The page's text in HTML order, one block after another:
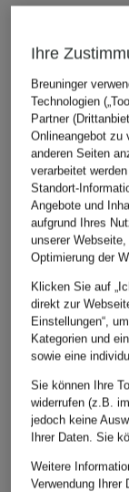
ÄHNLICHE
Ihre
Breuninger
Technologien
Partner
Onlineangebot zu
anderen Seiten
verarbeitet
Standort-
Angebote und
aufgrund Ihres
unserer
Optimierung der
Klicken Sie auf
direkt zur
Einstellungen“,
Kategorien und
sowie eine
Sie können Ihre
widerrufen (z.B.
jedoch keine
Ihrer Daten. Sie
Weitere
Verwendung Ihrer